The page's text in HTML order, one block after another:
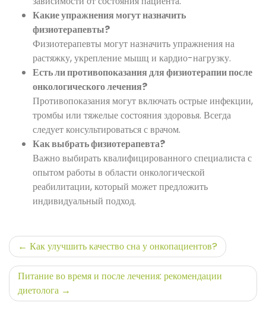
Какие упражнения могут назначить
физиотерапевты?
Физиотерапевты могут назначить упражнения на
растяжку, укрепление мышц и кардио-нагрузку.
Есть ли противопоказания для физиотерапии после
онкологического лечения?
Противопоказания могут включать острые инфекции,
тромбы или тяжелые состояния здоровья. Всегда
следует консультироваться с врачом.
Как выбрать физиотерапевта?
Важно выбирать квалифицированного специалиста с
опытом работы в области онкологической
реабилитации, который может предложить
индивидуальный подход.
Навигация
по
записям
Как улучшить качество сна у онкопациентов?
Питание во время и после лечения: рекомендации
диетолога